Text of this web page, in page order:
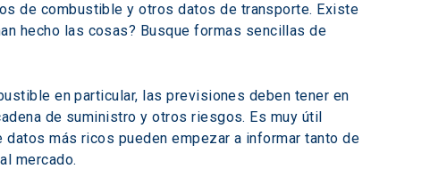
de combustible y otros datos de transporte. Existe
hecho las cosas? Busque formas sencillas de
en particular, las previsiones deben tener en
de suministro y otros riesgos. Es muy útil
más ricos pueden empezar a informar tanto de
mercado.